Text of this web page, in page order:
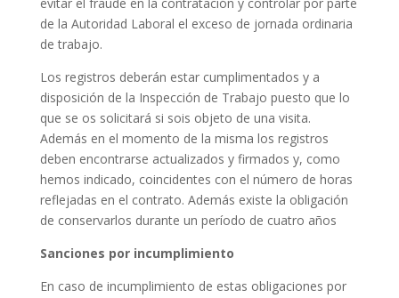
de la Autoridad Laboral el exceso de jornada ordinaria
de trabajo.
Los registros deberán estar cumplimentados y a
disposición de la Inspección de Trabajo puesto que lo
que se os solicitará si sois objeto de una visita.
Además en el momento de la misma los registros
deben encontrarse actualizados y firmados y, como
hemos indicado, coincidentes con el número de horas
reflejadas en el contrato. Además existe la obligación
de conservarlos durante un período de cuatro años
Sanciones por incumplimiento
En caso de incumplimiento de estas obligaciones por